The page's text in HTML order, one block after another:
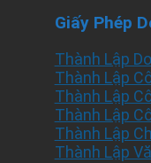
Giấy Phép
Thành Lập
Thành Lập
Thành Lập
Thành Lập
Thành Lập
Thành Lập